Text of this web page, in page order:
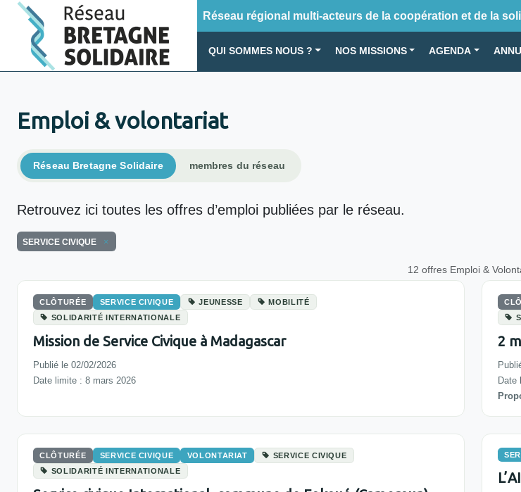
Réseau régional multi-acteurs de la coopération et de la
QUI SOMMES NOUS ? NOS MISSIONS AGENDA
Emploi & volontariat
Réseau Bretagne Solidaire membres du réseau
Retrouvez ici toutes les offres d’emploi publiées par le réseau.
SERVICE CIVIQUE
12 offres Emploi &
CLÔTURÉE SERVICE CIVIQUE JEUNESSE
MOBILITÉ
SOLIDARITÉ INTERNATIONALE
Mission de Service Civique à Madagascar
Publié le 02/02/2026
Date limite : 8 mars 2026
2
Date
CLÔTURÉE SERVICE CIVIQUE VOLONTARIAT
SERVICE CIVIQUE
SOLIDARITÉ INTERNATIONALE